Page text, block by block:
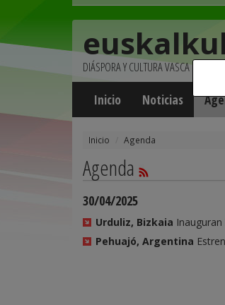
DIÁSPORA Y CULTURA VASCA
Inicio Noticias
Inicio Agenda
Agenda
30/04/2025
Urduliz, Bizkaia
Pehuajó, Argentina